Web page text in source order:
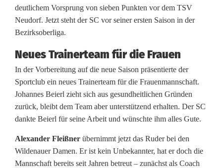
a
u
s
f
o
r
d
e
r
deutlichem Vorsprung von sieben Punkten vor dem TSV
Neudorf. Jetzt steht der SC vor seiner ersten Saison in der
Bezirksoberliga.
Neues Trainerteam für die Frauen
In der Vorbereitung auf die neue Saison präsentierte der
Sportclub ein neues Trainerteam für die Frauenmannschaft.
Johannes Beierl zieht sich aus gesundheitlichen Gründen
zurück, bleibt dem Team aber unterstützend erhalten. Der SC
dankte Beierl für seine Arbeit und wünschte ihm alles Gute.
Alexander Fleißner übernimmt jetzt das Ruder bei den
Wildenauer Damen. Er ist kein Unbekannter, hat er doch die
Mannschaft bereits seit Jahren betreut – zunächst als Coach